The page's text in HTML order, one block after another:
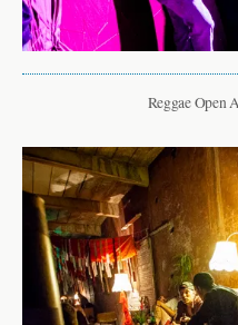
Reggae Open